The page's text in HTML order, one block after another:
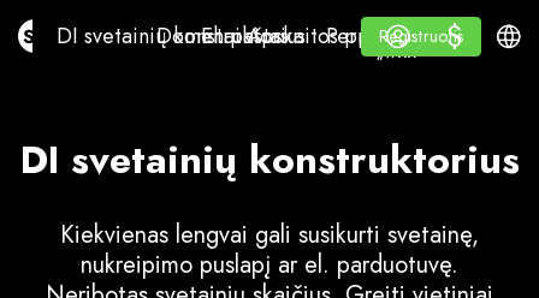
DI svetainių konstruktorius
DI svetainių konstruktorius
Domenai
DomenaiEl. paštas
El. paštasApskaitos programa
Apskaitos programa
Perpardavėjams
„WHITE LABEL“
Mokymasis
Mokymasis
Registruotis
Registruotis
Prisijungti
$
$
DI svetainių konstruktorius
Kiekvienas lengvai gali susikurti svetainę,
nukreipimo puslapį ar el. parduotuvę.